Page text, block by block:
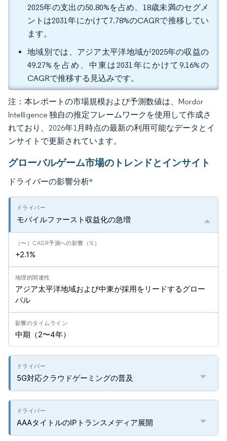
2025年の支出の50.80%を占め、18歳未満のセグメ
ントは2031年にかけて7.78%のCAGRで推移してい
ます。
地域別では、アジア太平洋地域が2025年の収益の
49.27%を占め、中東は2031年にかけて9.16%の
CAGRで推移する見込みです。
注：本レポートの市場規模および予測数値は、Mordor
Intelligence 独自の推定フレームワークを使用して作成さ
れており、2026年1月時点の最新の利用可能なデータとイ
ンサイトで更新されています。
グローバルゲーム市場のトレンドとインサイト
ドライバーの影響分析*
モバイルファースト収益化の急増
+2.1%
アジア太平洋地域および中東が採用をリードするグロー
バル
中期（2〜4年）
5G対応クラウドゲーミングの普及
AAAタイトルのIPトランスメディア展開